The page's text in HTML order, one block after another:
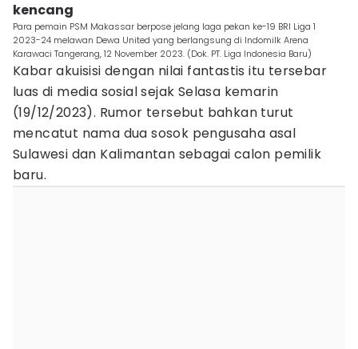
kencang
Para pemain PSM Makassar berpose jelang laga pekan ke-19 BRI Liga 1
2023-24 melawan Dewa United yang berlangsung di Indomilk Arena
Karawaci Tangerang, 12 November 2023. (Dok. PT. Liga Indonesia Baru)
Kabar akuisisi dengan nilai fantastis itu tersebar
luas di media sosial sejak Selasa kemarin
(19/12/2023). Rumor tersebut bahkan turut
mencatut nama dua sosok pengusaha asal
Sulawesi dan Kalimantan sebagai calon pemilik
baru.